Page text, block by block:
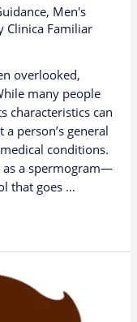
, Men's
Clinica Familiar
overlooked,
many people
characteristics can
person’s general
conditions.
a spermogram—
that goes …